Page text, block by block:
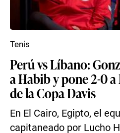
Perú vs Líbano:
a Habib y pone 2-0 a
de la Copa Davis
En El Cairo, Egipto, el
capitaneado por Lucho
Tenis